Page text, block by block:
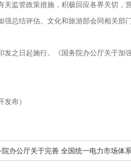
关监管政策措施，积极回应各界关切，
强总结评估。 文化和旅游部会同相关部
发之日起施行。《国务院办公厅关于加
发布）
院办公厅关于完善 全国统一电力市场体